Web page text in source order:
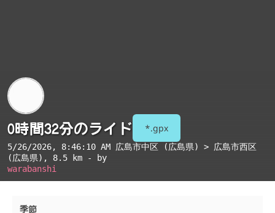
0時間32分のライド *.gpx
5/26/2026, 8:46:10 AM 広島市中区 (広島県) > 広島市西区
(広島県) , 8.5 km - by
warabanshi
季節